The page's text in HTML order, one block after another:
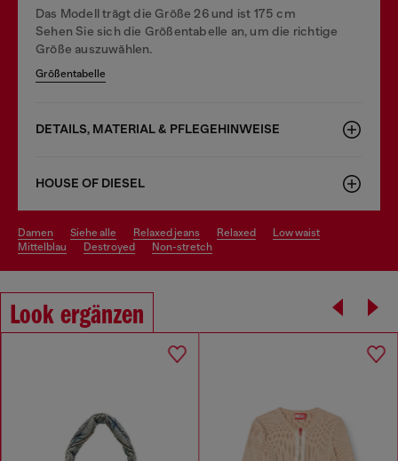
Das Modell trägt die Größe 26 und ist 175 cm
Sehen Sie sich die Größentabelle an, um die richtige
Größe auszuwählen.
Größentabelle
DETAILS, MATERIAL & PFLEGEHINWEISE
HOUSE OF DIESEL
damen siehe alle relaxed jeans relaxed
low waist
mittelblau
destroyed non-stretch
Look ergänzen